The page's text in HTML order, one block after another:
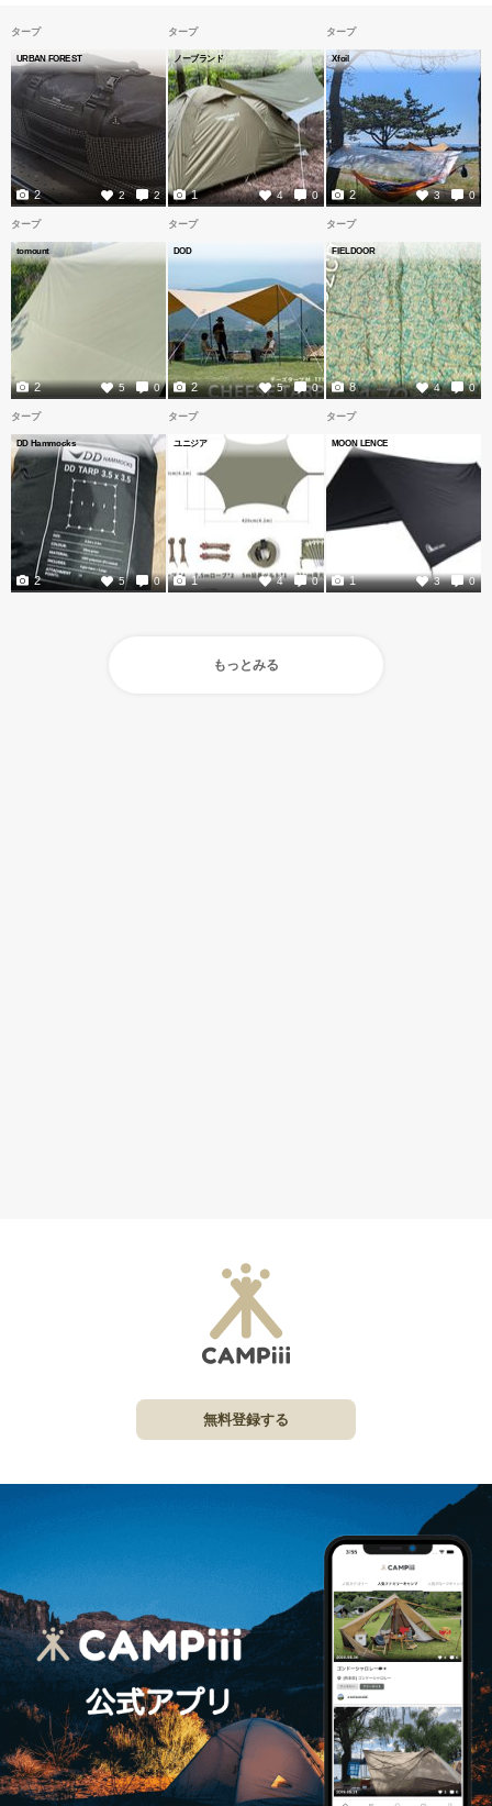
タープ
URBAN FOREST
2 2
2
タープ
ノーブランド
4 0
1
タープ
Xfoil
3 0
2
タープ
tomount
5 0
2
タープ
DOD
5 0
2
タープ
FIELDOOR
4 0
8
タープ
DD Hammocks
5 0
2
タープ
ユニジア
4 0
1
タープ
MOON LENCE
3 0
1
もっとみる
無料登録する